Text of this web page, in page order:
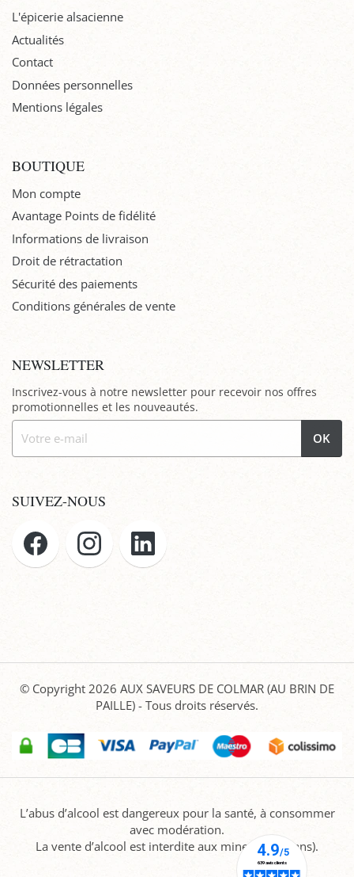
L'épicerie alsacienne
Actualités
Contact
Données personnelles
Mentions légales
BOUTIQUE
Mon compte
Avantage Points de fidélité
Informations de livraison
Droit de rétractation
Sécurité des paiements
Conditions générales de vente
NEWSLETTER
Inscrivez-vous à notre newsletter pour recevoir nos offres
promotionnelles et les nouveautés.
OK
SUIVEZ-NOUS
© Copyright 2026 AUX SAVEURS DE COLMAR (AU BRIN DE
PAILLE) - Tous droits réservés.
L’abus d’alcool est dangereux pour la santé, à consommer
avec modération.
La vente d’alcool est interdite aux mineurs (-18 ans).